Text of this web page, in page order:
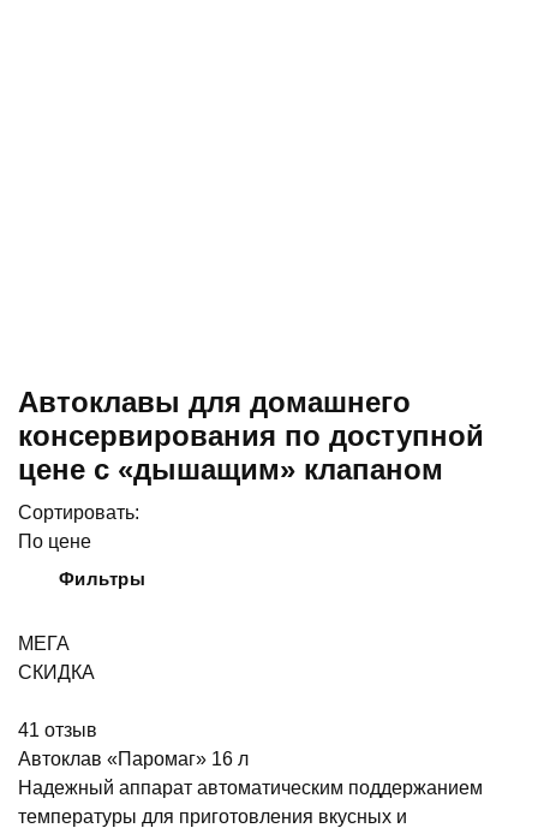
Автоклавы для домашнего
консервирования по доступной
цене с «дышащим» клапаном
Сортировать:
По цене
Фильтры
МЕГА
СКИДКА
41 отзыв
Автоклав «Паромаг» 16 л
Надежный аппарат автоматическим поддержанием
температуры для приготовления вкусных и